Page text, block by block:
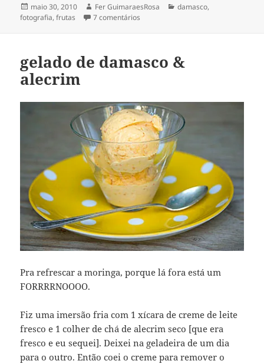
Publicado
em
maio 30, 2010 Autor
Fer GuimaraesRosa Categorias
damasco,
fotografia,frutas 7 comentários
gelado de damasco &
alecrim
Pra refrescar a moringa, porque lá fora está um
FORRRRNOOOO.
Fiz uma imersão fria com 1 xícara de creme de leite
fresco e 1 colher de chá de alecrim seco [que era
fresco e eu sequei]. Deixei na geladeira de um dia
para o outro. Então coei o creme para remover o